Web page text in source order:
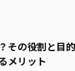
その役割と目的
メリット